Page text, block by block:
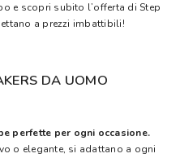
e scopri subito l’offerta di Step
a prezzi imbattibili!
DA UOMO
perfette per ogni occasione.
o elegante, si adattano a ogni